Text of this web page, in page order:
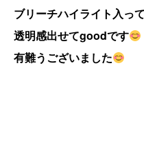
ブリーチハイライト入っ
透明感出せてgoodです
有難うございました